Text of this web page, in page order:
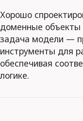
Хорошо
доменные объекты
задача модели —
инструменты для
обеспечивая
логике.